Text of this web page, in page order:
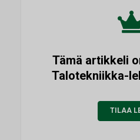
Tämä artikkeli
Talotekniikka-
TILAA